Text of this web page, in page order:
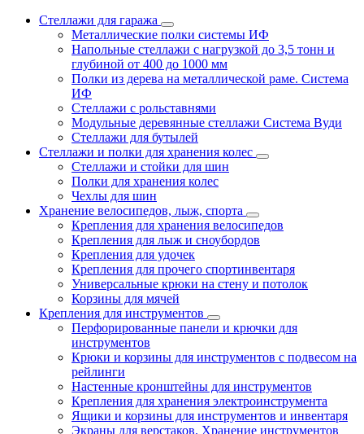
Стеллажи для гаража
Металлические полки системы ИФ
Напольные стеллажи с нагрузкой до 3,5 тонн и
глубиной от 400 до 1000 мм
Полки из дерева на металлической раме. Система
ИФ
Стеллажи с рольставнями
Модульные деревянные стеллажи Система Вуди
Стеллажи для бутылей
Стеллажи и полки для хранения колес
Стеллажи и стойки для шин
Полки для хранения колес
Чехлы для шин
Хранение велосипедов, лыж, спорта
Крепления для хранения велосипедов
Крепления для лыж и сноубордов
Крепления для удочек
Крепления для прочего спортинвентаря
Универсальные крюки на стену и потолок
Корзины для мячей
Крепления для инструментов
Перфорированные панели и крючки для
инструментов
Крюки и корзины для инструментов с подвесом на
рейлинги
Настенные кронштейны для инструментов
Крепления для хранения электроинструмента
Ящики и корзины для инструментов и инвентаря
Экраны для верстаков. Хранение инструментов